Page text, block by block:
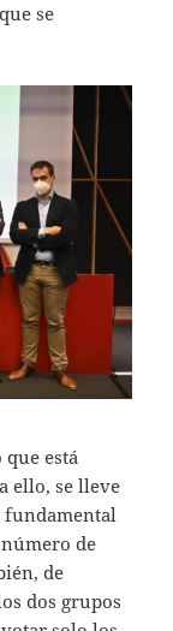
se
está
ello, se lleve
fundamental
de
de
dos grupos